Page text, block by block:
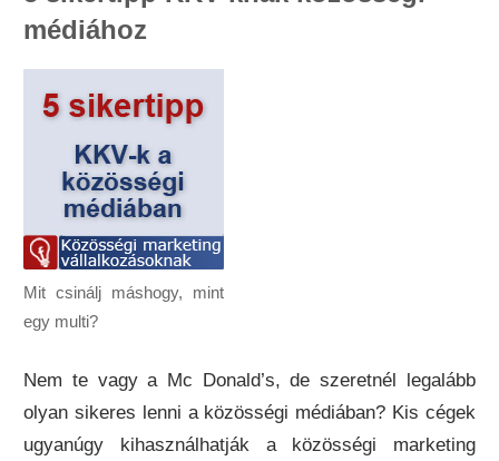
médiához
Mit csinálj máshogy, mint
egy multi?
Nem te vagy a Mc Donald’s, de szeretnél legalább
olyan sikeres lenni a közösségi médiában? Kis cégek
ugyanúgy kihasználhatják a közösségi marketing